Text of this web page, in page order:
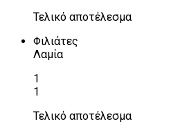
Τελικό αποτέλεσμα
Φιλιάτες
Λαμία
1
1
Τελικό αποτέλεσμα